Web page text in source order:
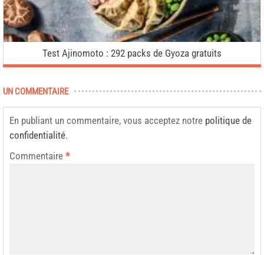
Test Ajinomoto : 292 packs de Gyoza gratuits
UN COMMENTAIRE
En publiant un commentaire, vous acceptez notre politique de
confidentialité.
Commentaire *